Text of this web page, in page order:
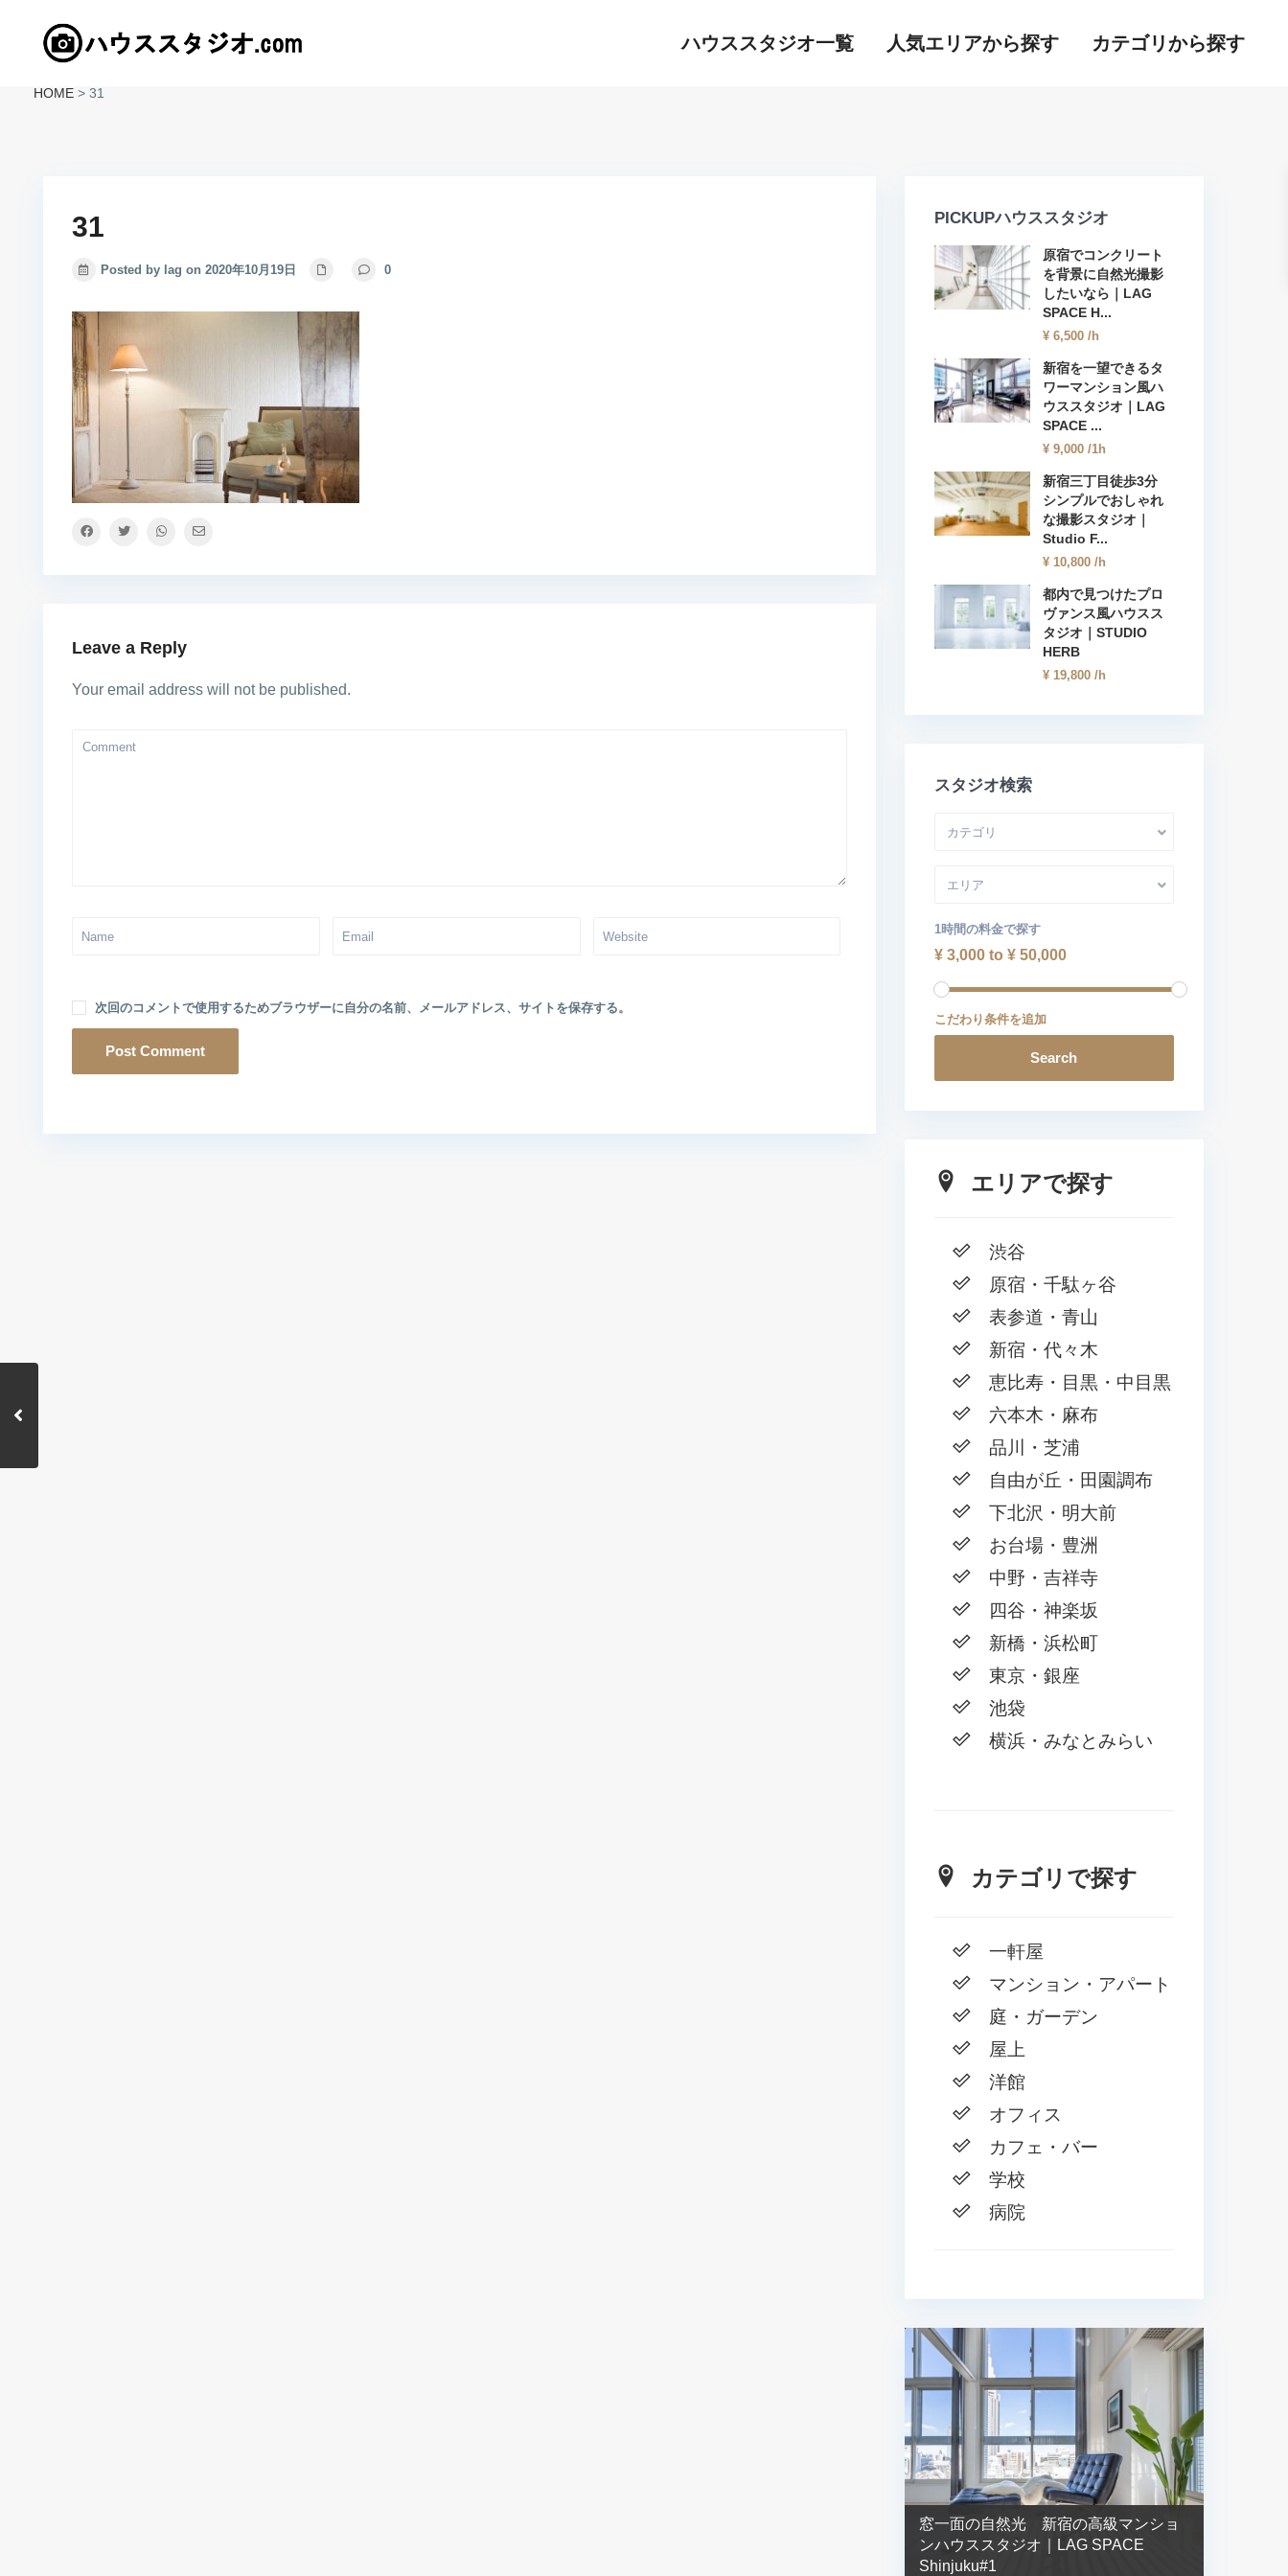
ハウススタジオ一覧 人気エリアから探す カテゴリから探す
HOME > 31
31
Posted by lag on 2020年10月19日 0
Leave a Reply
Your email address will not be published.
次回のコメントで使用するためブラウザーに自分の名前、メールアドレス、サイトを保存する。
PICKUPハウススタジオ
原宿でコンクリート
を背景に自然光撮影
したいなら｜LAG
SPACE H...
¥ 6,500 /h
新宿を一望できるタ
ワーマンション風ハ
ウススタジオ｜LAG
SPACE ...
¥ 9,000 /1h
新宿三丁目徒歩3分
シンプルでおしゃれ
な撮影スタジオ｜
Studio F...
¥ 10,800 /h
都内で見つけたプロ
ヴァンス風ハウスス
タジオ｜STUDIO
HERB
¥ 19,800 /h
スタジオ検索
カテゴリ
エリア
1時間の料金で探す
¥ 3,000 to ¥ 50,000
こだわり条件を追加
Search
エリアで探す
渋谷
原宿・千駄ヶ谷
表参道・青山
新宿・代々木
恵比寿・目黒・中目黒
六本木・麻布
品川・芝浦
自由が丘・田園調布
下北沢・明大前
お台場・豊洲
中野・吉祥寺
四谷・神楽坂
新橋・浜松町
東京・銀座
池袋
横浜・みなとみらい
カテゴリで探す
一軒屋
マンション・アパート
庭・ガーデン
屋上
洋館
オフィス
カフェ・バー
学校
病院
窓一面の自然光 新宿の高級マンショ
ンハウススタジオ｜LAG SPACE
Shinjuku#1